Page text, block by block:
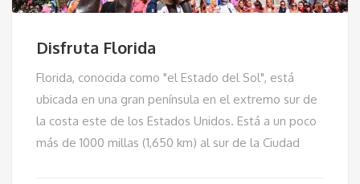
Disfruta Florida
Florida, conocida como "el Estado del Sol", está
ubicada en una gran península en el extremo sur de
la costa este de los Estados Unidos. Está a un poco
más de 1000 millas (1,650 km) al sur de la Ciudad